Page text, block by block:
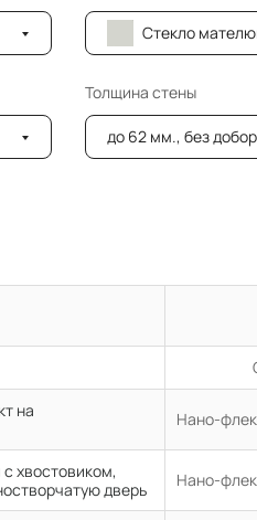
Стекло мателюкс (6мм) с
Толщина стены
до 62 мм., без
на
Нано-
хвостовиком,
дверь
Нано-